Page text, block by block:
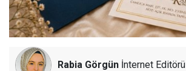
Rabia Görgün İnternet Editörü